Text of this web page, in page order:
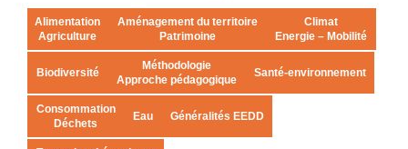
Alimentation
Agriculture
Aménagement du territoire
Patrimoine
Climat
Energie – Mobilité
Biodiversité
Méthodologie
Approche pédagogique
Santé-environnement
Consommation
Déchets
Eau Généralités EEDD